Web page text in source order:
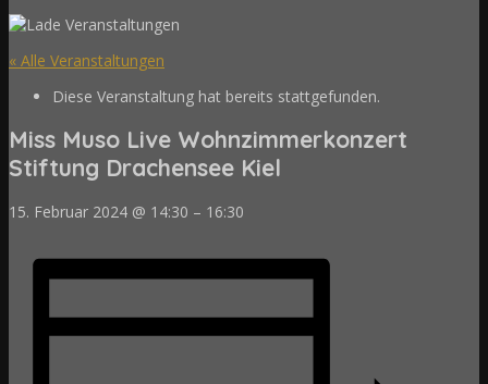
« Alle Veranstaltungen
Diese Veranstaltung hat bereits stattgefunden.
Miss Muso Live Wohnzimmerkonzert
Stiftung Drachensee Kiel
15. Februar 2024 @ 14:30 – 16:30